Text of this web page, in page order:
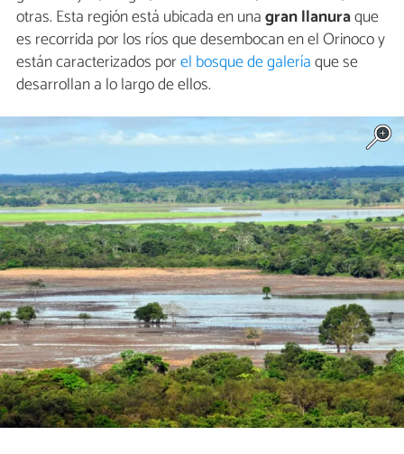
otras. Esta región está ubicada en unagran llanuraque
es recorrida por los ríos que desembocan en el Orinoco y
están caracterizados porel bosque de galeríaque se
desarrollan a lo largo de ellos.